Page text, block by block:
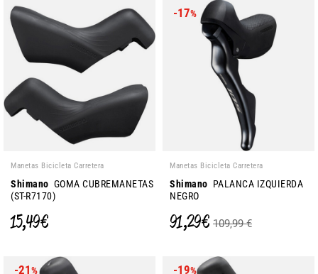
Manetas Bicicleta Carretera
Shimano GOMA CUBREMANETAS
(ST-R7170)
15,49 €
-17%
Manetas Bicicleta Carretera
Shimano PALANCA IZQUIERDA
NEGRO
91,29 € 109,99 €
-21% -19%